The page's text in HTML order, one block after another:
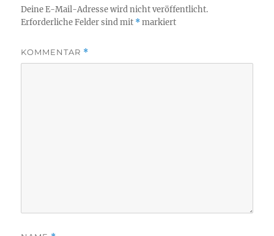
Deine E-Mail-Adresse wird nicht veröffentlicht.
Erforderliche Felder sind mit *markiert
KOMMENTAR *